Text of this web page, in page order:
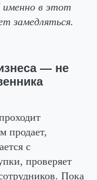
именно в этот
замедляться.
— не
продает,
с
проверяет
Пока